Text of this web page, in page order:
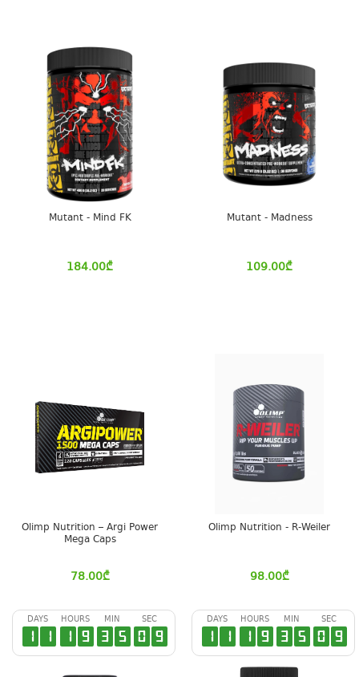
Mutant - Mind FK
184.00₾
Mutant - Madness
109.00₾
Olimp Nutrition – Argi Power
Mega Caps
78.00₾
Olimp Nutrition - R-Weiler
98.00₾
DAYS
1 1
HOURS
1 9
MIN
3 5
SEC
0 9
DAYS
1 1
HOURS
1 9
MIN
3 5
SEC
0 9